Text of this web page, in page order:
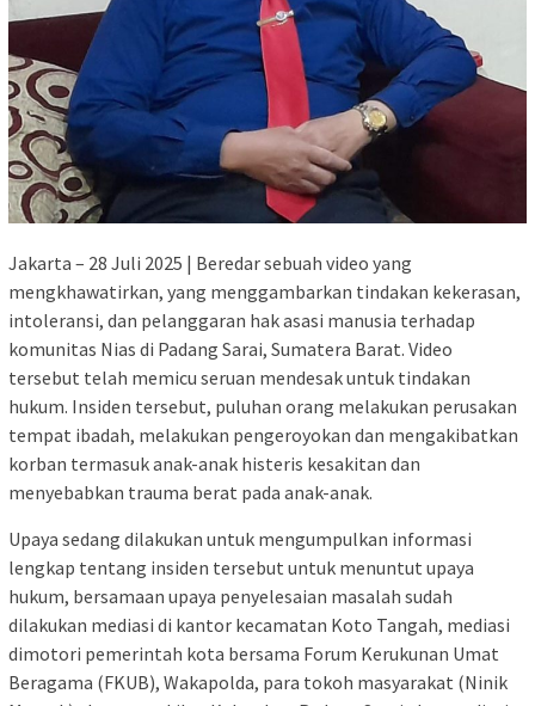
Jakarta – 28 Juli 2025 | Beredar sebuah video yang
mengkhawatirkan, yang menggambarkan tindakan kekerasan,
intoleransi, dan pelanggaran hak asasi manusia terhadap
komunitas Nias di Padang Sarai, Sumatera Barat. Video
tersebut telah memicu seruan mendesak untuk tindakan
hukum. Insiden tersebut, puluhan orang melakukan perusakan
tempat ibadah, melakukan pengeroyokan dan mengakibatkan
korban termasuk anak-anak histeris kesakitan dan
menyebabkan trauma berat pada anak-anak.
Upaya sedang dilakukan untuk mengumpulkan informasi
lengkap tentang insiden tersebut untuk menuntut upaya
hukum, bersamaan upaya penyelesaian masalah sudah
dilakukan mediasi di kantor kecamatan Koto Tangah, mediasi
dimotori pemerintah kota bersama Forum Kerukunan Umat
Beragama (FKUB), Wakapolda, para tokoh masyarakat (Ninik